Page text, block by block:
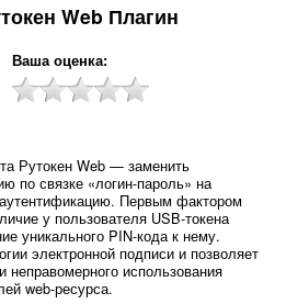
Web Плагин
Ваша оценка
Рутокен Web — заменить
по связке «логин-пароль» на
Первым фактором
у пользователя USB-токена
уникального PIN-кода к нему.
электронной подписи и позволяет
использования
web-ресурса.